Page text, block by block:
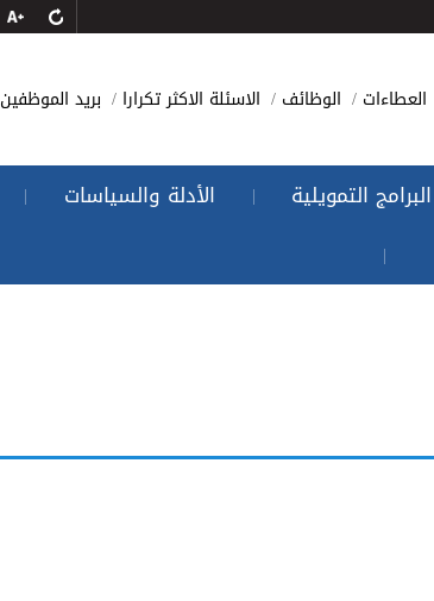
العطاءات الوظائف الاسئلة الاكثر تكرارا بريد الموظفين
البرامج التمويلية | الأدلة والسياسات |
|